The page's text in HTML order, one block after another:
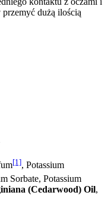
dużą ilością
[1], Potassium
Sorbate, Potassium
(Cedarwood) Oil,